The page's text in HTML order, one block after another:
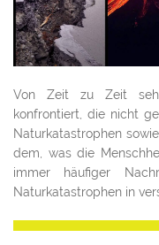
Von Zeit zu Zeit
konfrontiert, die nicht
Naturkatastrophen
dem, was die
immer häufiger
Naturkatastrophen in